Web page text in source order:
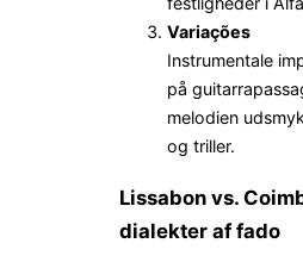
Variações
Instrumentale
på
melodien
og triller.
Lissabon vs.
dialekter af fado